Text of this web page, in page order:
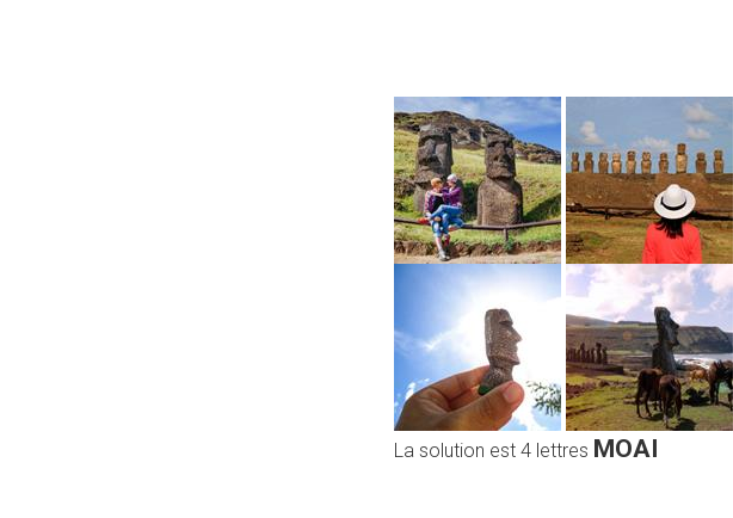
La solution est 4 lettres MOAI